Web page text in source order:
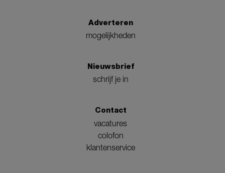
Adverteren
mogelijkheden
Nieuwsbrief
schrijf je in
Contact
vacatures
colofon
klantenservice